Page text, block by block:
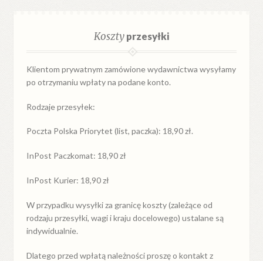
Kosztyprzesyłki
Klientom prywatnym zamówione wydawnictwa wysyłamy
po otrzymaniu wpłaty na podane konto.
Rodzaje przesyłek:
Poczta Polska Priorytet (list, paczka): 18,90 zł.
InPost Paczkomat: 18,90 zł
InPost Kurier: 18,90 zł
W przypadkuwysyłkiza granicękoszty (zależące od
rodzaju przesyłki, wagi i kraju docelowego) ustalane są
indywidualnie.
Dlatego przed wpłatą należności proszę o kontakt z